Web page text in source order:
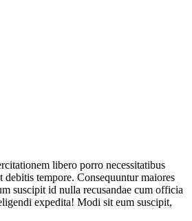
libero porro necessitatibus
tempore. Consequuntur maiores
suscipit id nulla recusandae cum officia
expedita! Modi sit eum suscipit,